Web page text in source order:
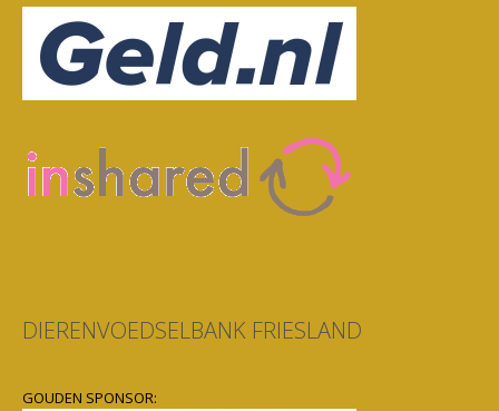
DIERENVOEDSELBANK FRIESLAND
GOUDEN SPONSOR: